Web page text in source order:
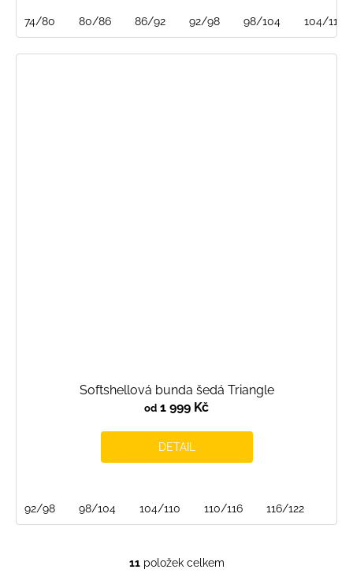
74/80 80/86 86/92 92/98 98/104 104/110
Softshellová bunda šedá Triangle
od 1 999 Kč
DETAIL
92/98 98/104 104/110 110/116 116/122
O
11položek celkem